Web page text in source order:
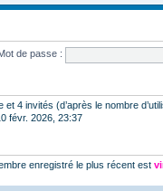
de passe :
4 invités (d’après le nombre
févr. 2026, 23:37
enregistré le plus récent est